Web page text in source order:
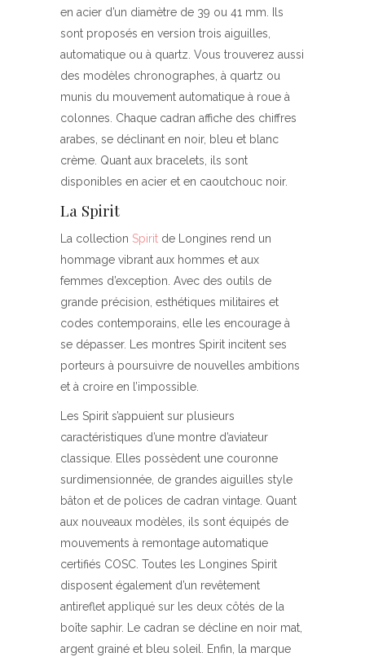
en acier d’un diamètre de 39 ou 41 mm. Ils
sont proposés en version trois aiguilles,
automatique ou à quartz. Vous trouverez aussi
des modèles chronographes, à quartz ou
munis du mouvement automatique à roue à
colonnes. Chaque cadran affiche des chiffres
arabes, se déclinant en noir, bleu et blanc
crème. Quant aux bracelets, ils sont
disponibles en acier et en caoutchouc noir.
La Spirit
La collection Spirit de Longines rend un
hommage vibrant aux hommes et aux
femmes d’exception. Avec des outils de
grande précision, esthétiques militaires et
codes contemporains, elle les encourage à
se dépasser. Les montres Spirit incitent ses
porteurs à poursuivre de nouvelles ambitions
et à croire en l’impossible.
Les Spirit s’appuient sur plusieurs
caractéristiques d’une montre d’aviateur
classique. Elles possèdent une couronne
surdimensionnée, de grandes aiguilles style
bâton et de polices de cadran vintage. Quant
aux nouveaux modèles, ils sont équipés de
mouvements à remontage automatique
certifiés COSC. Toutes les Longines Spirit
disposent également d’un revêtement
antireflet appliqué sur les deux côtés de la
boîte saphir. Le cadran se décline en noir mat,
argent grainé et bleu soleil. Enfin, la marque